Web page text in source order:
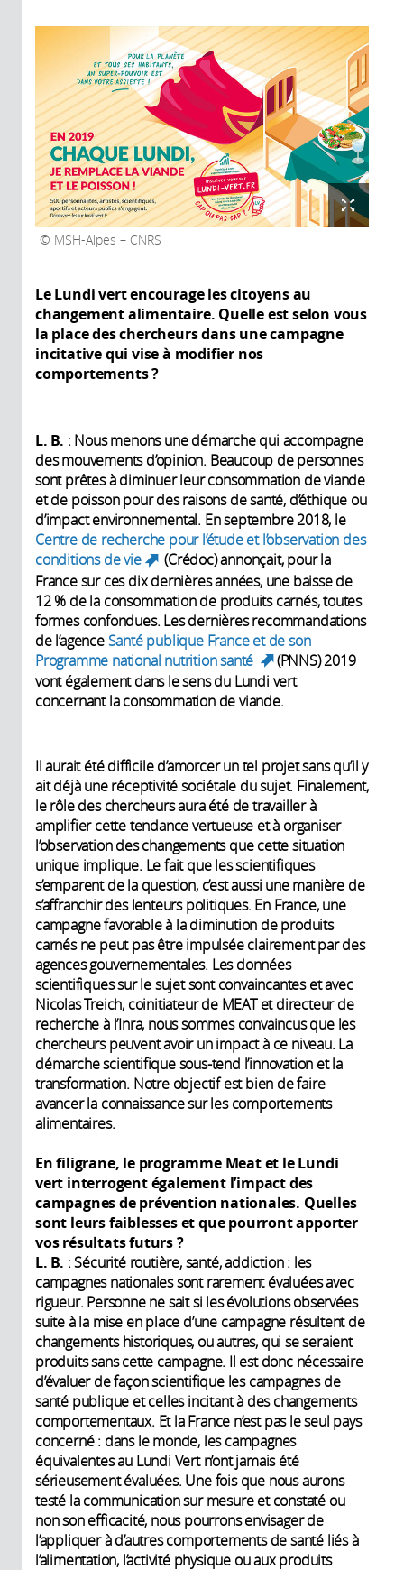
MSH-Alpes – CNRS
Le Lundi vert encourage les citoyens au
changement alimentaire. Quelle est selon vous
la place des chercheurs dans une campagne
incitative qui vise à modifier nos
comportements?
L. B. : Nous menons une démarche qui accompagne
des mouvements d’opinion. Beaucoup de personnes
sont prêtes à diminuer leur consommation de viande
et de poisson pour des raisons de santé, d’éthique ou
d’impact environnemental. En septembre 2018, le
Centre de recherche pour l’étude et l’observation des
conditions de vie
(link is external)
(Crédoc) annonçait, pour la
France sur ces dix dernières années, une baisse de
12 % de la consommation de produits carnés, toutes
formes confondues. Les dernières recommandations
de l’agenceSanté publique France et de son
Programme national nutrition santé
(link is
external)
(PNNS) 2019
vont également dans le sens du Lundi vert
concernant la consommation de viande.
Il aurait été difficile d’amorcer un tel projet sans qu’il y
ait déjà une réceptivité sociétale du sujet. Finalement,
le rôle des chercheurs aura été de travailler à
amplifier cette tendance vertueuse et à organiser
l’observation des changements que cette situation
unique implique. Le fait que les scientifiques
s’emparent de la question, c’est aussi une manière de
s’affranchir des lenteurs politiques. En France, une
campagne favorable à la diminution de produits
carnés ne peut pas être impulsée clairement par des
agences gouvernementales. Les données
scientifiques sur le sujet sont convaincantes et avec
Nicolas Treich, coinitiateur de MEAT et directeur de
recherche à l’Inra, nous sommes convaincus que les
chercheurs peuvent avoir un impact à ce niveau. La
démarche scientifique sous-tend l’innovation et la
transformation. Notre objectif est bien de faire
avancer la connaissance sur les comportements
alimentaires.
En filigrane, le programme Meat et le Lundi
vert interrogent également l’impact des
campagnes de prévention nationales. Quelles
sont leurs faiblesses et que pourront apporter
vos résultats futurs?
L. B. : Sécurité routière, santé, addiction : les
campagnes nationales sont rarement évaluées avec
rigueur. Personne ne sait si les évolutions observées
suite à la mise en place d’une campagne résultent de
changements historiques, ou autres, qui se seraient
produits sans cette campagne. Il est donc nécessaire
d’évaluer de façon scientifique les campagnes de
santé publique et celles incitant à des changements
comportementaux. Et la France n’est pas le seul pays
concerné : dans le monde, les campagnes
équivalentes au Lundi Vert n’ont jamais été
sérieusement évaluées. Une fois que nous aurons
testé la communication sur mesure et constaté ou
non son efficacité, nous pourrons envisager de
l’appliquer à d’autres comportements de santé liés à
l’alimentation, l’activité physique ou aux produits